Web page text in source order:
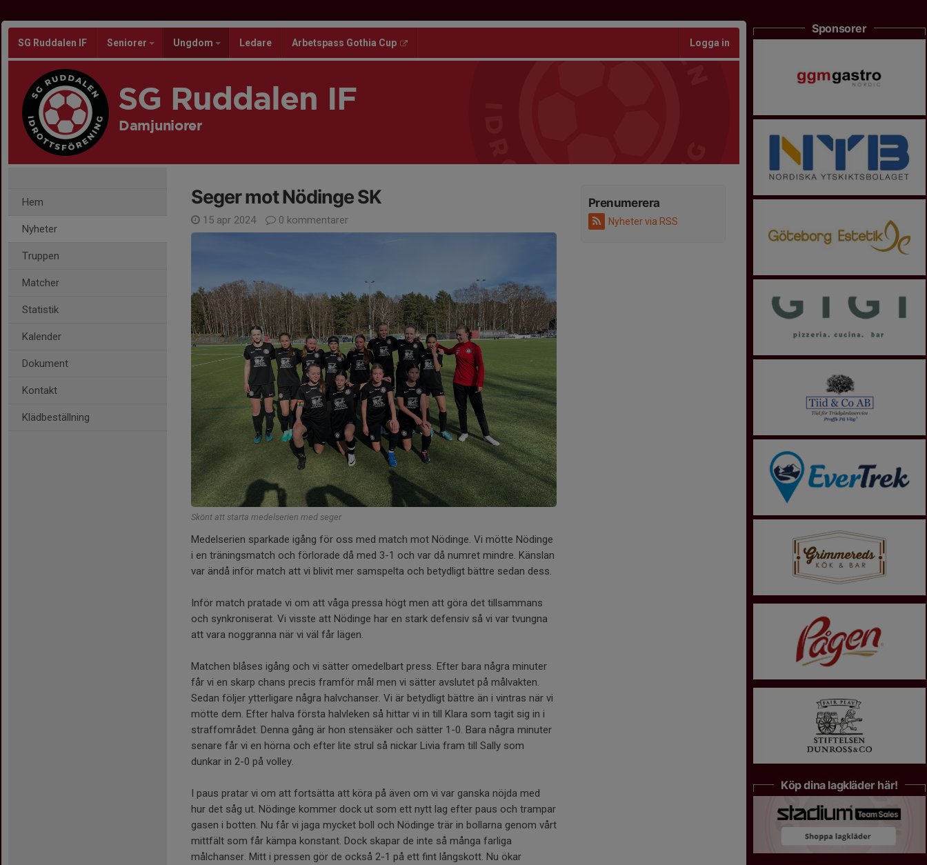
SG Ruddalen IF Seniorer Ungdom Ledare Arbetspass Gothia Cup Logga in
SG Ruddalen IF
Damjuniorer
Hem
Nyheter
Truppen
Matcher
Statistik
Kalender
Dokument
Kontakt
Klädbeställning
Prenumerera
Nyheter via RSS
Seger mot Nödinge SK
15 apr 2024 0 kommentarer
Skönt att starta medelserien med seger
Medelserien sparkade igång för oss med match mot Nödinge. Vi mötte Nödinge
i en träningsmatch och förlorade då med 3-1 och var då numret mindre. Känslan
var ändå inför match att vi blivit mer samspelta och betydligt bättre sedan dess.
Inför match pratade vi om att våga pressa högt men att göra det tillsammans
och synkroniserat. Vi visste att Nödinge har en stark defensiv så vi var tvungna
att vara noggranna när vi väl får lägen.
Matchen blåses igång och vi sätter omedelbart press. Efter bara några minuter
får vi en skarp chans precis framför mål men vi sätter avslutet på målvakten.
Sedan följer ytterligare några halvchanser. Vi är betydligt bättre än i vintras när vi
mötte dem. Efter halva första halvleken så hittar vi in till Klara som tagit sig in i
straffområdet. Denna gång är hon stensäker och sätter 1-0. Bara några minuter
senare får vi en hörna och efter lite strul så nickar Livia fram till Sally som
dunkar in 2-0 på volley.
I paus pratar vi om att fortsätta att köra på även om vi var ganska nöjda med
hur det såg ut. Nödinge kommer dock ut som ett nytt lag efter paus och trampar
gasen i botten. Nu får vi jaga mycket boll och Nödinge trär in bollarna genom vårt
mittfält som får kämpa konstant. Dock skapar de inte så många farliga
målchanser. Mitt i pressen gör de också 2-1 på ett fint långskott. Nu ökar
Sponsorer
Köp dina lagkläder här!